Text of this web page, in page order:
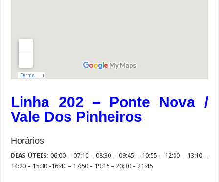
Linha 202 – Ponte Nova /
Vale Dos Pinheiros
Horários
DIAS ÚTEIS: 06:00 – 07:10 – 08:30 – 09:45 – 10:55 – 12:00 – 13:10 –
14:20 – 15:30 -16:40 – 17:50 – 19:15 – 20:30 – 21:45